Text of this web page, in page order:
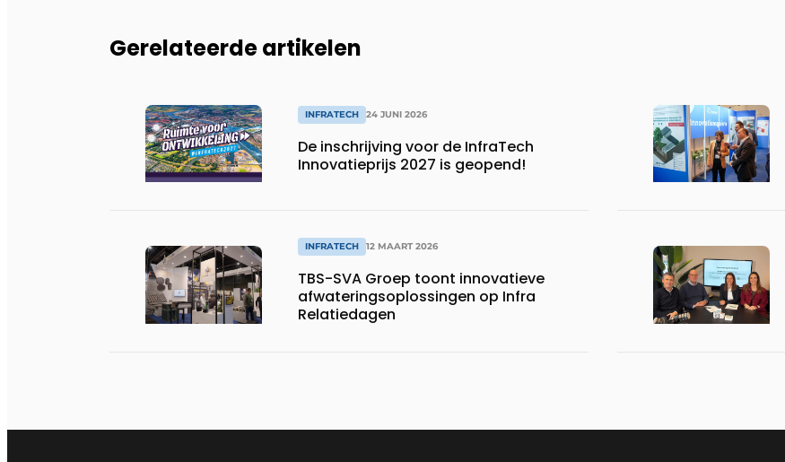
Gerelateerde artikelen
INFRATECH 24 JUNI 2026
De inschrijving voor de InfraTech
Innovatieprijs 2027 is geopend!
INFRATECH 12 MAART 2026
TBS-SVA Groep toont innovatieve
afwateringsoplossingen op Infra
Relatiedagen